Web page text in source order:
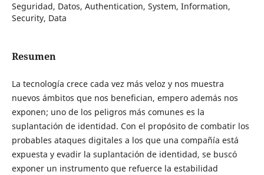
Seguridad, Datos, Authentication, System, Information,
Security, Data
Resumen
La tecnología crece cada vez más veloz y nos muestra
nuevos ámbitos que nos benefician, empero además nos
exponen; uno de los peligros más comunes es la
suplantación de identidad. Con el propósito de combatir los
probables ataques digitales a los que una compañía está
expuesta y evadir la suplantación de identidad, se buscó
exponer un instrumento que refuerce la estabilidad